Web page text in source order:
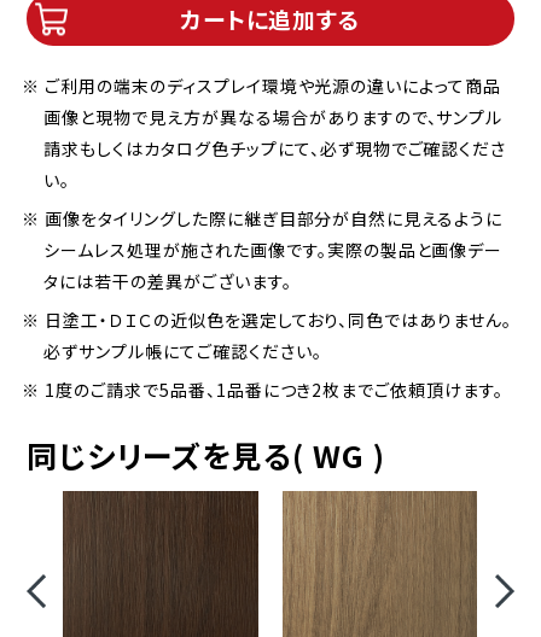
カートに追加する
※ ご利用の端末のディスプレイ環境や光源の違いによって商品
画像と現物で見え方が異なる場合がありますので、サンプル
請求もしくはカタログ色チップにて、必ず現物でご確認くださ
い。
※ 画像をタイリングした際に継ぎ目部分が自然に見えるように
シームレス処理が施された画像です。実際の製品と画像デー
タには若干の差異がございます。
※ 日塗工・ＤＩＣの近似色を選定しており、同色ではありません。
必ずサンプル帳にてご確認ください。
※ 1度のご請求で5品番、1品番につき2枚までご依頼頂けます。
同じシリーズを見る( WG )